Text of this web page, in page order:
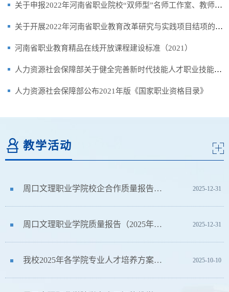
关于申报2022年河南省职业院校“双师型”名师工作室、教师技艺技能传承创新平台的通知
2022-10-18关于开展2022年河南省职业教育改革研究与实践项目结项的通知
河南省职业教育精品在线开放课程建设标准（2021）
2022-10-01人力资源社会保障部关于健全完善新时代技能人才职业技能等级制度的意见（试行）
2022-09-14
人力资源社会保障部公布2021年版《国家职业资格目录》
教学活动
周口文理职业学院校企合作质量报告（2025年度） 2025-12-31
周口文理职业学院质量报告（2025年度） 2025-12-31
我校2025年各学院专业人才培养方案完成修订 2025-10-10